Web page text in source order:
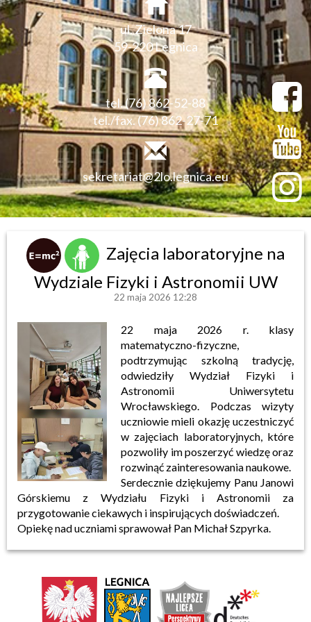
ul. Zielona 17
59-220 Legnica
tel. (76) 862-52-88
tel./fax. (76) 862-27-71
sekretariat@2lo.legnica.eu
Zajęcia laboratoryjne na
Wydziale Fizyki i Astronomii UW
22 maja 2026 12:28
22 maja 2026 r. klasy
matematyczno-fizyczne,
podtrzymując szkolną tradycję,
odwiedziły Wydział Fizyki i
Astronomii Uniwersytetu
Wrocławskiego. Podczas wizyty
uczniowie mieli okazję uczestniczyć
w zajęciach laboratoryjnych, które
pozwoliły im poszerzyć wiedzę oraz
rozwinąć zainteresowania naukowe.
Serdecznie dziękujemy Panu Janowi
Górskiemu z Wydziału Fizyki i Astronomii za
przygotowanie ciekawych i inspirujących doświadczeń.
Opiekę nad uczniami sprawował Pan Michał Szpyrka.